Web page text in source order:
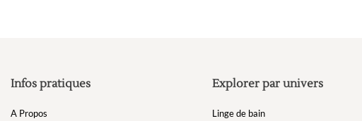
Infos pratiques
A Propos
Explorer par univers
Linge de bain